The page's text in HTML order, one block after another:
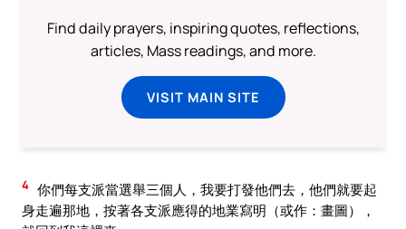
Find daily prayers, inspiring quotes, reflections,
articles, Mass readings, and more.
VISIT MAIN SITE
4 你們每支派當選舉三個人，我要打發他們去，他們就要起
身走遍那地，按著各支派應得的地業寫明（或作：畫圖），